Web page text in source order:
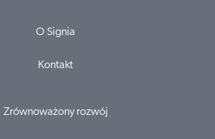
O Signia
Kontakt
Zrównoważony rozwój